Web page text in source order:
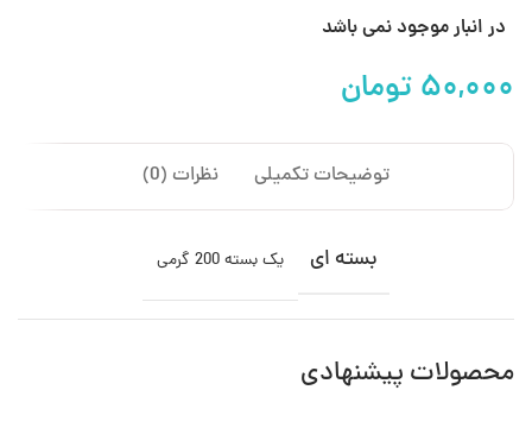
در انبار موجود نمی باشد
تومان
توضیحات تکمیلی نظرات (0)
بسته ای یک بسته 200 گرمی
محصولات پیشنهادی